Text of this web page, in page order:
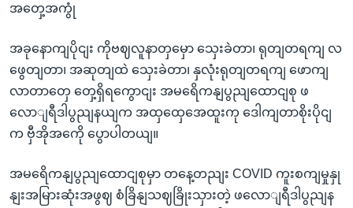
အတှေ့အကွုံ
အခုနောကျပိုငျး ကိုဗဈလူနာတှမှော သှေးခဲတာ၊ ရုတျတရကျ လ
ဖွေတျတာ၊ အဆုတျထဲ သှေးခဲတာ၊ နှလုံးရုတျတရကျ ဖောကျ
လာတာတှေ တှေ့ရှိရကွောငျး အမရေိကနျပွညျထောငျစု ဖ
လောျရီဒါပွညျနယျက အထှထှေအေထူးကု ဒေါကျတာစိုးပိုငျ
က ဗှီအိုအကေို ပွောပါတယျ။
အမရေိကနျပွညျထောငျစုမှာ တနေ့တညျး COVID ကူးစကျမှုနှု
နျးအမြားဆုံးအဖွဈ စံခြိနျသဈခြိုးသှားတဲ့ ဖလောျရီဒါပွညျန